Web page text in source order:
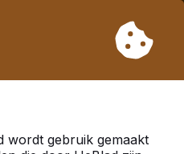
met langere levertijden.
wordt gebruik gemaakt
producten verkocht